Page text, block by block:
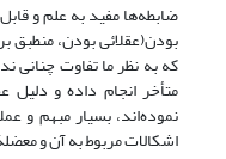
ضابطه‌ها مفید به علم و
بودن(عقلائی بودن، منطبق
که به نظر ما تفاوت چنانی
متأخر انجام داده و دلیل
نموده‌اند، بسیار مبهم و
اشکالات مربوط به آن و